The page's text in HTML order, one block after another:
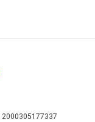
2000305177337